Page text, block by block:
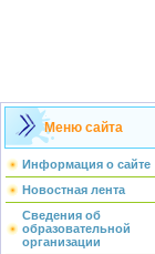
Меню сайта
Информация о сайте
Новостная лента
Сведения об
образовательной
организации